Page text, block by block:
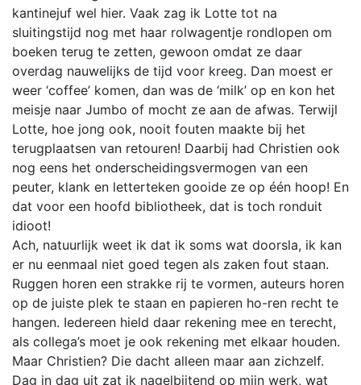
kantinejuf wel hier. Vaak zag ik Lotte tot na
sluitingstijd nog met haar rolwagentje rondlopen om
boeken terug te zetten, gewoon omdat ze daar
overdag nauwelijks de tijd voor kreeg. Dan moest er
weer ‘coffee’ komen, dan was de ‘milk’ op en kon het
meisje naar Jumbo of mocht ze aan de afwas. Terwijl
Lotte, hoe jong ook, nooit fouten maakte bij het
terugplaatsen van retouren! Daarbij had Christien ook
nog eens het onderscheidingsvermogen van een
peuter, klank en letterteken gooide ze op één hoop! En
dat voor een hoofd bibliotheek, dat is toch ronduit
idioot!
Ach, natuurlijk weet ik dat ik soms wat doorsla, ik kan
er nu eenmaal niet goed tegen als zaken fout staan.
Ruggen horen een strakke rij te vormen, auteurs horen
op de juiste plek te staan en papieren ho-ren recht te
hangen. Iedereen hield daar rekening mee en terecht,
als collega’s moet je ook rekening met elkaar houden.
Maar Christien? Die dacht alleen maar aan zichzelf.
Dag in dag uit zat ik nagelbijtend op mijn werk, wat